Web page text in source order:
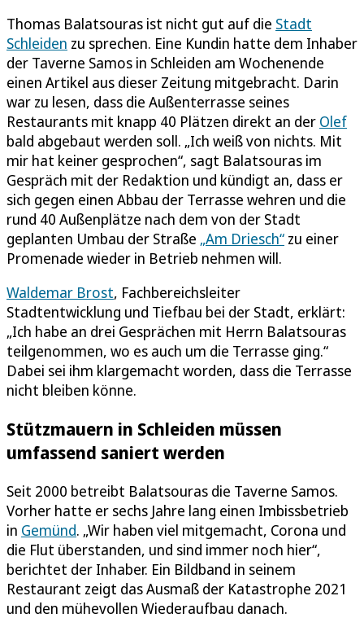
Thomas Balatsouras ist nicht gut auf die Stadt
Schleiden zu sprechen. Eine Kundin hatte dem Inhaber
der Taverne Samos in Schleiden am Wochenende
einen Artikel aus dieser Zeitung mitgebracht. Darin
war zu lesen, dass die Außenterrasse seines
Restaurants mit knapp 40 Plätzen direkt an der Olef
bald abgebaut werden soll. „Ich weiß von nichts. Mit
mir hat keiner gesprochen“, sagt Balatsouras im
Gespräch mit der Redaktion und kündigt an, dass er
sich gegen einen Abbau der Terrasse wehren und die
rund 40 Außenplätze nach dem von der Stadt
geplanten Umbau der Straße „Am Driesch“ zu einer
Promenade wieder in Betrieb nehmen will.
Waldemar Brost, Fachbereichsleiter
Stadtentwicklung und Tiefbau bei der Stadt, erklärt:
„Ich habe an drei Gesprächen mit Herrn Balatsouras
teilgenommen, wo es auch um die Terrasse ging.“
Dabei sei ihm klargemacht worden, dass die Terrasse
nicht bleiben könne.
Stützmauern in Schleiden müssen
umfassend saniert werden
Seit 2000 betreibt Balatsouras die Taverne Samos.
Vorher hatte er sechs Jahre lang einen Imbissbetrieb
in Gemünd. „Wir haben viel mitgemacht, Corona und
die Flut überstanden, und sind immer noch hier“,
berichtet der Inhaber. Ein Bildband in seinem
Restaurant zeigt das Ausmaß der Katastrophe 2021
und den mühevollen Wiederaufbau danach.